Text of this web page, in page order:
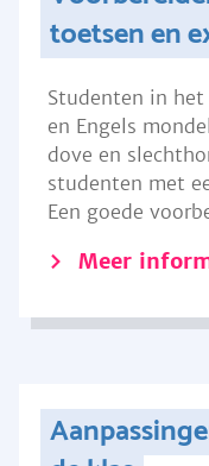
toetsen en
Studenten in
en Engels
dove en
studenten met
Een goede
Meer